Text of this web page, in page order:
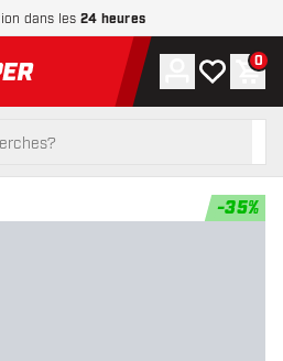
dans les 24 heures
la page d’accueil
Compte
Ma liste0
-35%